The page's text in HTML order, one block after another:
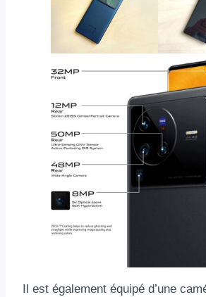
Il est également équipé d’une